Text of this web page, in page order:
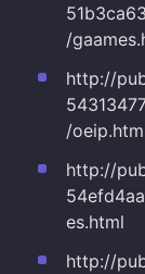
/
http://
/
http://
es.html
http://